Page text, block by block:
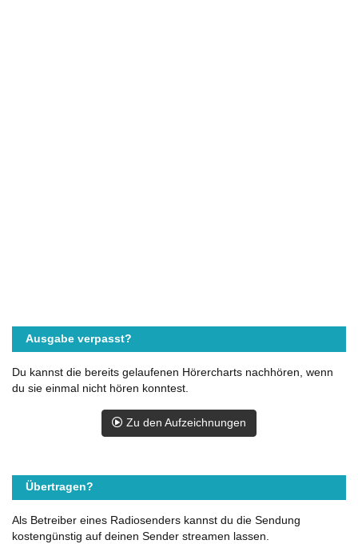
Ausgabe verpasst?
Du kannst die bereits gelaufenen Hörercharts nachhören, wenn
du sie einmal nicht hören konntest.
Zu den Aufzeichnungen
Übertragen?
Als Betreiber eines Radiosenders kannst du die Sendung
kostengünstig auf deinen Sender streamen lassen.